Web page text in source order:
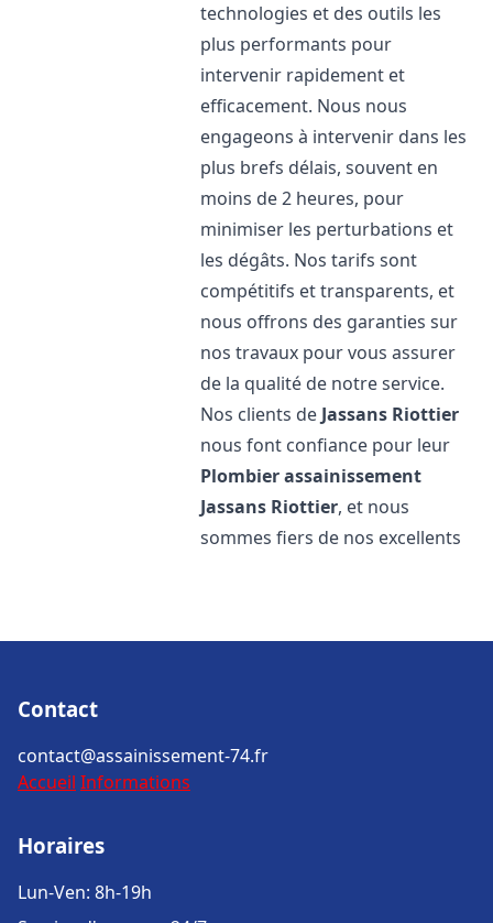
technologies et des outils les
plus performants pour
intervenir rapidement et
efficacement. Nous nous
engageons à intervenir dans les
plus brefs délais, souvent en
moins de 2 heures, pour
minimiser les perturbations et
les dégâts. Nos tarifs sont
compétitifs et transparents, et
nous offrons des garanties sur
nos travaux pour vous assurer
de la qualité de notre service.
Nos clients de Jassans Riottier
nous font confiance pour leur
Plombier assainissement
Jassans Riottier, et nous
sommes fiers de nos excellents
Contact
contact@assainissement-74.fr
Accueil Informations
Horaires
Lun-Ven: 8h-19h